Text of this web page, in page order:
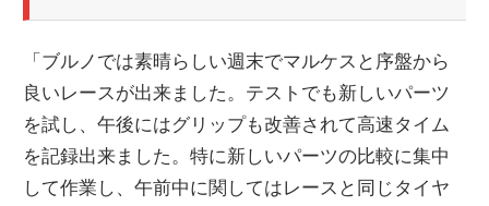
ー
ス
「ブルノでは素晴らしい週末でマルケスと序盤から
良いレースが出来ました。テストでも新しいパーツ
を試し、午後にはグリップも改善されて高速タイム
を記録出来ました。特に新しいパーツの比較に集中
して作業し、午前中に関してはレースと同じタイヤ